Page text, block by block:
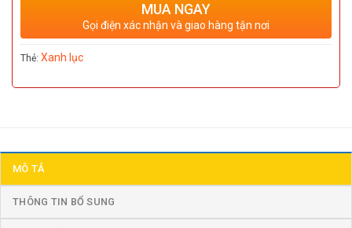
MUA NGAY
Gọi điện xác nhận và giao hàng tận nơi
Thẻ: Xanh lục
MÔ TẢ
THÔNG TIN BỔ SUNG